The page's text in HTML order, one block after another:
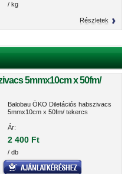
/ kg
Részletek
5mmx10cm x 50fm/
Balobau ÖKO Diletációs habszivacs
5mmx10cm x 50fm/ tekercs
Ár:
2 400 Ft
/ db